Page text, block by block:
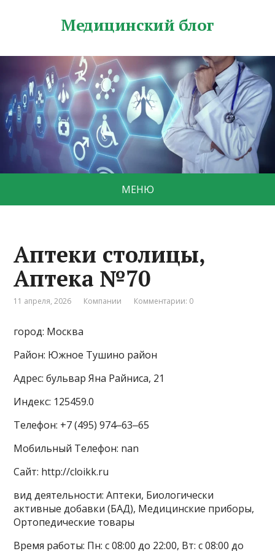
Медицинский блог
МЕНЮ
Аптеки столицы,
Аптека №70
11 апреля, 2026 Компании Комментарии: 0
город: Москва
Район: Южное Тушино район
Адрес: бульвар Яна Райниса, 21
Индекс: 125459.0
Телефон: +7 (495) 974‒63‒65
Мобильный Телефон: nan
Сайт: http://cloikk.ru
вид деятельности: Аптеки, Биологически
активные добавки (БАД), Медицинские приборы,
Ортопедические товары
Время работы: Пн: с 08:00 до 22:00, Вт: с 08:00 до